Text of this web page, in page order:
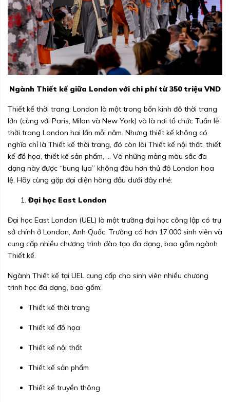
Ngành Thiết kế giữa London với chi phí từ 350 triệu VND
Thiết kế thời trang: London là một trong bốn kinh đô thời trang
lớn (cùng với Paris, Milan và New York) và là nơi tổ chức Tuần lễ
thời trang London hai lần mỗi năm. Nhưng thiết kế không có
nghĩa chỉ là Thiết kế thời trang, đó còn lài Thiết kế nội thất, thiết
kế đồ họa, thiết kế sản phẩm, … Và những mảng màu sắc đa
dạng này được “bung lụa” không đâu hơn thủ đô London hoa
lệ. Hãy cùng gặp đại diện hàng đầu dưới đây nhé:
Đại học East London
Đại học East London (UEL) là một trường đại học công lập có trụ
sở chính ở London, Anh Quốc. Trường có hơn 17.000 sinh viên và
cung cấp nhiều chương trình đào tạo đa dạng, bao gồm ngành
Thiết kế.
Ngành Thiết kế tại UEL cung cấp cho sinh viên nhiều chương
trình học đa dạng, bao gồm:
Thiết kế thời trang
Thiết kế đồ họa
Thiết kế nội thất
Thiết kế sản phẩm
Thiết kế truyền thông